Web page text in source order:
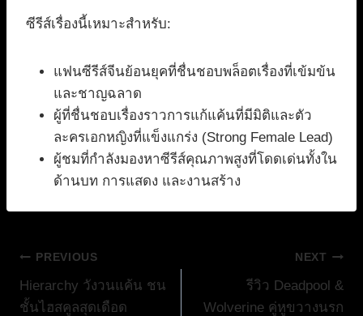
ซีรีส์เรื่องนี้เหมาะสำหรับ:
แฟนซีรีส์จีนย้อนยุคที่ชื่นชอบพล็อตเรื่องที่เข้มข้น
และชาญฉลาด
ผู้ที่ชื่นชอบเรื่องราวการแก้แค้นที่มีมิติและตัว
ละครเอกหญิงที่แข็งแกร่ง (Strong Female Lead)
ผู้ชมที่กำลังมองหาซีรีส์คุณภาพสูงที่โดดเด่นทั้งใน
ด้านบท การแสดง และงานสร้าง
แนะแนว
เรื่อง
PREVIOUS
Hierarchy วังวนแค้น ชน
ชั้นไฮสคูลสุดเดือด
NEXT
รีวิว Deadpool &
Wolverine คู่หูขวางนรก